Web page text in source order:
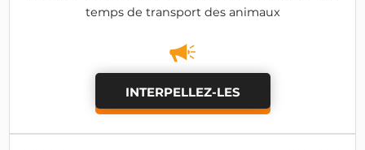
temps de transport des animaux
INTERPELLEZ-LES